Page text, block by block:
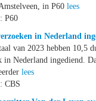
in P60 lees
P60
in Nederland
van 2023 hebben 10,5
in Nederland ingediend.
lees
CBS